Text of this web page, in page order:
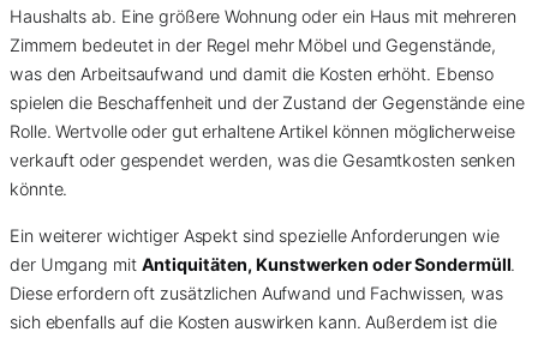
Haushalts ab. Eine größere Wohnung oder ein Haus mit mehreren
Zimmern bedeutet in der Regel mehr Möbel und Gegenstände,
was den Arbeitsaufwand und damit die Kosten erhöht. Ebenso
spielen die Beschaffenheit und der Zustand der Gegenstände eine
Rolle. Wertvolle oder gut erhaltene Artikel können möglicherweise
verkauft oder gespendet werden, was die Gesamtkosten senken
könnte.
Ein weiterer wichtiger Aspekt sind spezielle Anforderungen wie
der Umgang mit Antiquitäten, Kunstwerken oder Sondermüll.
Diese erfordern oft zusätzlichen Aufwand und Fachwissen, was
sich ebenfalls auf die Kosten auswirken kann. Außerdem ist die